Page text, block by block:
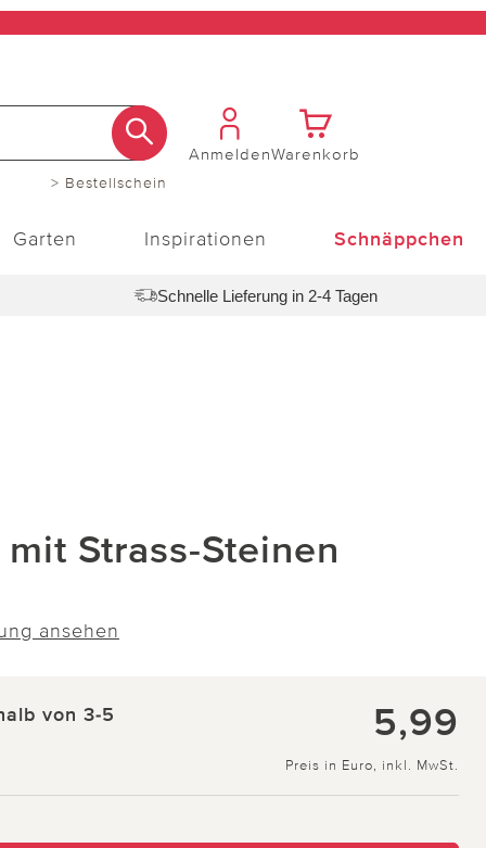
> Bestellschein
AnmeldenWarenkorb
Garten Inspirationen Schnäppchen
Schnelle Lieferung in 2-4 Tagen
Strass-Steinen
ansehen
von 3-5 5,99
Preis in Euro, inkl. MwSt.